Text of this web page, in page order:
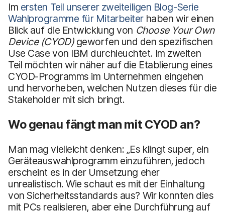
Im ersten Teil unserer zweiteiligen Blog-Serie
Wahlprogramme für Mitarbeiterhaben wir einen
Blick auf die Entwicklung von Choose Your Own
Device (CYOD)geworfen und den spezifischen
Use Case von IBM durchleuchtet. Im zweiten
Teil möchten wir näher auf die Etablierung eines
CYOD-Programms im Unternehmen eingehen
und hervorheben, welchen Nutzen dieses für die
Stakeholder mit sich bringt.
Wo genau fängt man mit CYOD an?
Man mag vielleicht denken: „Es klingt super, ein
Geräteauswahlprogramm einzuführen, jedoch
erscheint es in der Umsetzung eher
unrealistisch. Wie schaut es mit der Einhaltung
von Sicherheitsstandards aus? Wir konnten dies
mit PCs realisieren, aber eine Durchführung auf